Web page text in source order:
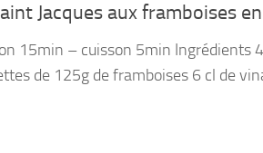
Jacques aux framboises
15min – cuisson 5min Ingrédients
de 125g de framboises 6 cl de